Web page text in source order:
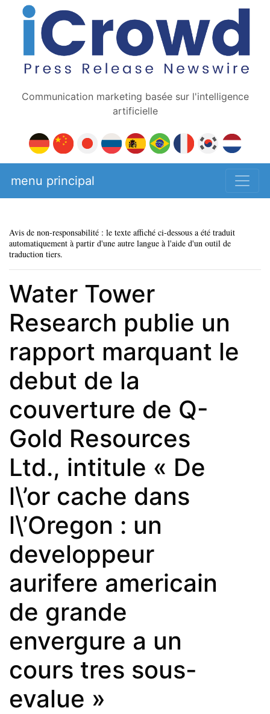
Communication marketing basée sur l'intelligence
artificielle
menu principal
Avis de non-responsabilité : le texte affiché ci-dessous a été traduit
automatiquement à partir d'une autre langue à l'aide d'un outil de
traduction tiers.
Water Tower
Research publie un
rapport marquant le
debut de la
couverture de Q-
Gold Resources
Ltd., intitule « De
l\’or cache dans
l\’Oregon : un
developpeur
aurifere americain
de grande
envergure a un
cours tres sous-
evalue »